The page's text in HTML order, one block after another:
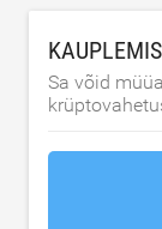
Sa võid